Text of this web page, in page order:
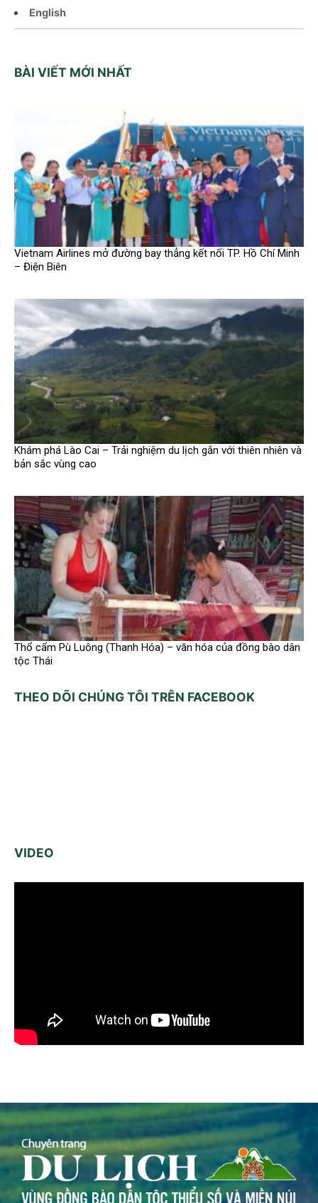
English
BÀI VIẾT MỚI NHẤT
Vietnam Airlines mở đường bay thẳng kết nối TP. Hồ Chí Minh
– Điện Biên
Khám phá Lào Cai – Trải nghiệm du lịch gắn với thiên nhiên và
bản sắc vùng cao
Thổ cẩm Pù Luông (Thanh Hóa) – văn hóa của đồng bào dân
tộc Thái
THEO DÕI CHÚNG TÔI TRÊN FACEBOOK
VIDEO